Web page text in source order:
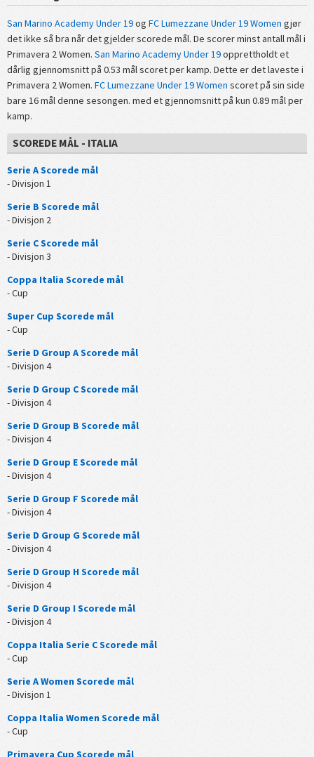
San Marino Academy Under 19og FC Lumezzane Under 19 Women gjør
det ikke så bra når det gjelder scorede mål. De scorer minst antall mål i
Primavera 2 Women. San Marino Academy Under 19opprettholdt et
dårlig gjennomsnitt på 0.53 mål scoret per kamp. Dette er det laveste i
Primavera 2 Women. FC Lumezzane Under 19 Women scoret på sin side
bare 16 mål denne sesongen. med et gjennomsnitt på kun 0.89 mål per
kamp.
SCOREDE MÅL - ITALIA
Serie A Scorede mål
- Divisjon 1
Serie B Scorede mål
- Divisjon 2
Serie C Scorede mål
- Divisjon 3
Coppa Italia Scorede mål
- Cup
Super Cup Scorede mål
- Cup
Serie D Group A Scorede mål
- Divisjon 4
Serie D Group C Scorede mål
- Divisjon 4
Serie D Group B Scorede mål
- Divisjon 4
Serie D Group E Scorede mål
- Divisjon 4
Serie D Group F Scorede mål
- Divisjon 4
Serie D Group G Scorede mål
- Divisjon 4
Serie D Group H Scorede mål
- Divisjon 4
Serie D Group I Scorede mål
- Divisjon 4
Coppa Italia Serie C Scorede mål
- Cup
Serie A Women Scorede mål
- Divisjon 1
Coppa Italia Women Scorede mål
- Cup